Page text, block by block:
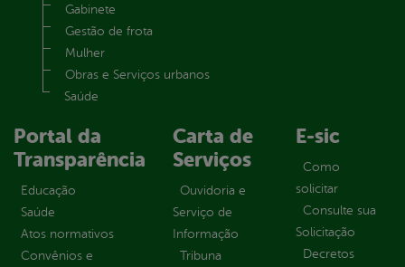
Gabinete
Gestão de frota
Mulher
Obras e Serviços urbanos
Saúde
Portal da
Transparência
Educação
Saúde
Atos normativos
Convênios e
Carta de
Serviços
Ouvidoria e
Serviço de
Informação
Tribuna
E-sic
Como
solicitar
Consulte sua
Solicitação
Decretos